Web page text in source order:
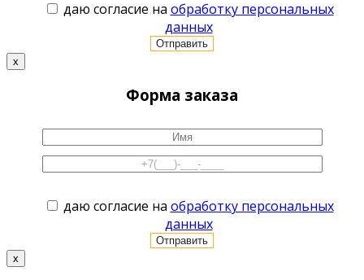
даю согласие на обработку персональных
данных
x
Форма заказа
даю согласие на обработку персональных
данных
x